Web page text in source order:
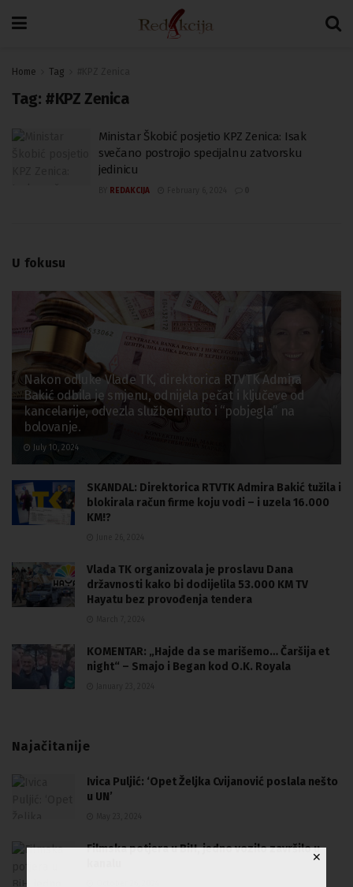
Home Tag
Tag: #KPZ Zenica
Ministar Škobić posjetio KPZ Zenica: Isak
svečano postrojio specijalnu zatvorsku
jedinicu
REDAKCIJA
U fokusu
Nakon odluke Vlade TK, direktorica RTVTK Admira
Bakić odbila je smjenu, odnijela pečat i ključeve od
kancelarije, odvezla službeni auto i “pobjegla” na
bolovanje.
July 10, 2024
SKANDAL: Direktorica RTVTK Admira Bakić tužila i
blokirala račun firme koju vodi – i uzela 16.000
KM!?
Vlada TK organizovala je proslavu Dana
državnosti kako bi dodijelila 53.000 KM TV
Hayatu bez provođenja tendera
KOMENTAR: „Hajde da se marišemo… Čaršija et
night“ – Smajo i Began kod O.K. Royala
Najačitanije
Ivica Puljić: ‘Opet Željka Cvijanović poslala nešto
u UN’
Filmska potjera u BiH, jedno vozilo završilo u
✕